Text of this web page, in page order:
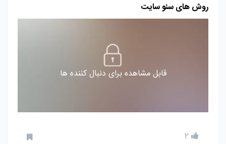
روش های سئو سایت
قابل مشاهده برای دنبال کننده ها
2